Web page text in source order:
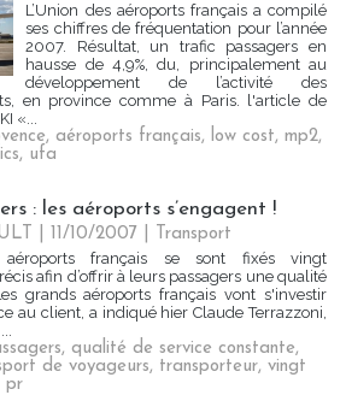
L’Union des aéroports français a compilé
ses chiffres de fréquentation pour l’année
2007. Résultat, un trafic passagers en
hausse de 4,9%, du, principalement au
développement de l’activité des
en province comme à Paris. l'article de
«...
, aéroports français, low cost, mp2,
, ufa
: les aéroports s’engagent !
| 11/10/2007
Transport
français se sont fixés vingt
afin d’offrir à leurs passagers une qualité
grands aéroports français vont s'investir
au client, a indiqué hier Claude Terrazzoni,
, qualité de service constante,
de voyageurs, transporteur, vingt
pr